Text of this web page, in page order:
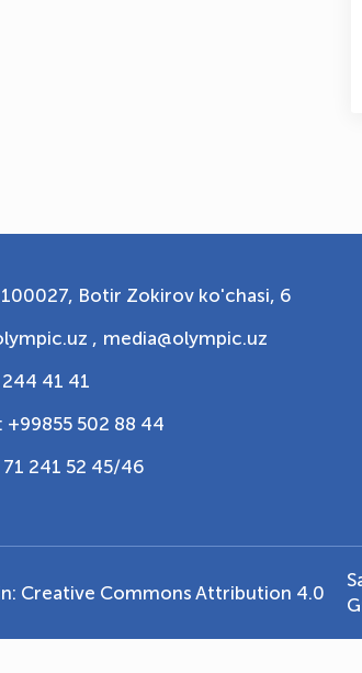
Botir Zokirov ko'chasi, 6
, media@olympic.uz
41 41
502 88 44
241 52 45/46
Creative Commons Attribution 4.0